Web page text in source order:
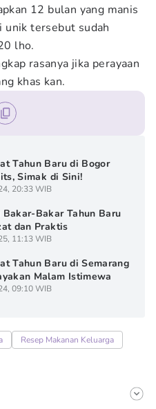
12 bulan yang manis
unik tersebut sudah
lho.
rasanya jika perayaan
khas kan.
Tahun Baru di Bogor
Simak di Sini!
20:33 WIB
Bakar-Bakar Tahun Baru
dan Praktis
11:13 WIB
Tahun Baru di Semarang
Malam Istimewa
09:10 WIB
Resep Makanan Keluarga